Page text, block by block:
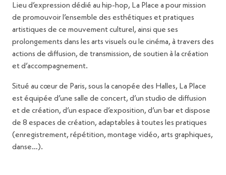
Lieu d’expression dédié au hip-hop, La Place a pour mission
de promouvoir l’ensemble des esthétiques et pratiques
artistiques de ce mouvement culturel, ainsi que ses
prolongements dans les arts visuels ou le cinéma, à travers des
actions de diffusion, de transmission, de soutien à la création
et d’accompagnement.
Situé au cœur de Paris, sous la canopée des Halles, La Place
est équipée d’une salle de concert, d’un studio de diffusion
et de création, d’un espace d’exposition, d’un bar et dispose
de 8 espaces de création, adaptables à toutes les pratiques
(enregistrement, répétition, montage vidéo, arts graphiques,
danse…).